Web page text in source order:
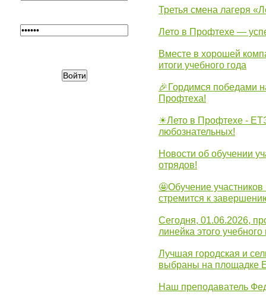
Третья смена лагеря
Лето в Профтехе —
Вместе в хорошей
итоги учебного года
🎉Гордимся победами
Профтеха!
☀Лето в Профтехе -
любознательных!
Новости об обучении
отрядов!
🤩Обучение участников
стремится к
Сегодня, 01.06.2026,
линейка этого учебного
Лучшая городская и
выбраны на площадке
Наш преподаватель